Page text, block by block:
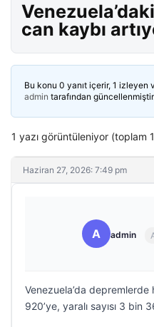
can kaybı
Bu konu 0 yanıt içerir, 1 izleyen
admin tarafından
1 yazı görüntüleniyor (toplam
Haziran 27, 2026: 7:49 pm
A admin
Venezuela’da depremlerde
920’ye, yaralı sayısı 3 bin